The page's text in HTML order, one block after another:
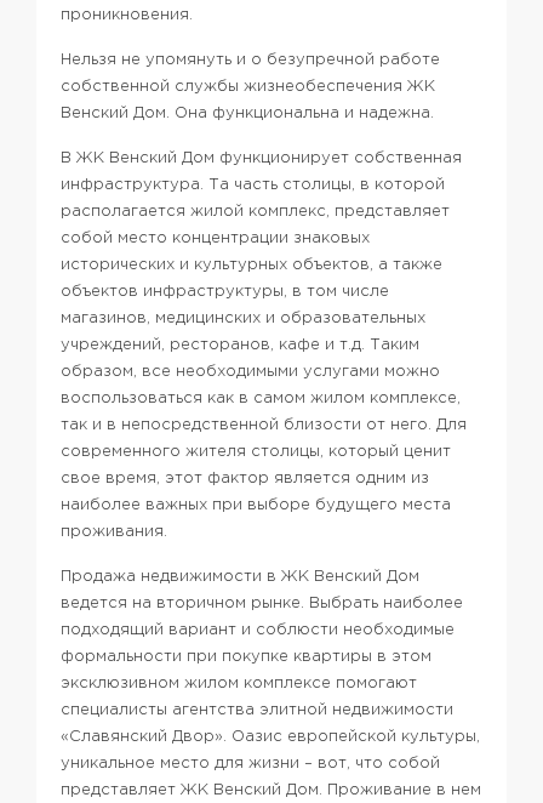
проникновения.
Нельзя не упомянуть и о безупречной работе
собственной службы жизнеобеспечения ЖК
Венский Дом. Она функциональна и надежна.
В ЖК Венский Дом функционирует собственная
инфраструктура.
Та часть столицы, в которой
располагается жилой комплекс, представляет
собой место концентрации знаковых
исторических и культурных объектов, а также
объектов инфраструктуры, в том числе
магазинов, медицинских и образовательных
учреждений, ресторанов, кафе и т.д. Таким
образом, все необходимыми услугами можно
воспользоваться как в самом жилом комплексе,
так и в непосредственной близости от него. Для
современного жителя столицы, который ценит
свое время, этот фактор является одним из
наиболее важных при выборе будущего места
проживания.
Продажа недвижимости в ЖК Венский Дом
ведется на вторичном рынке. Выбрать наиболее
подходящий вариант и соблюсти необходимые
формальности при покупке квартиры в этом
эксклюзивном жилом комплексе помогают
специалисты агентства элитной недвижимости
«Славянский Двор». Оазис европейской культуры,
уникальное место для жизни – вот, что собой
представляет ЖК Венский Дом. Проживание в нем